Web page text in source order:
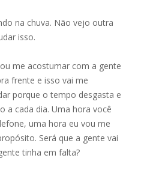
na chuva. Não vejo outra
isso.
me acostumar com a gente
frente e isso vai me
porque o tempo desgasta e
a cada dia. Uma hora você
uma hora eu vou me
Será que a gente vai
tinha em falta?